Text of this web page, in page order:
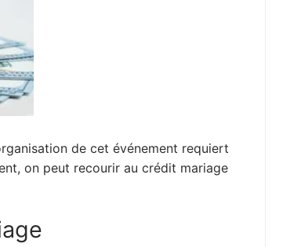
de cet événement requiert
on peut recourir au crédit mariage